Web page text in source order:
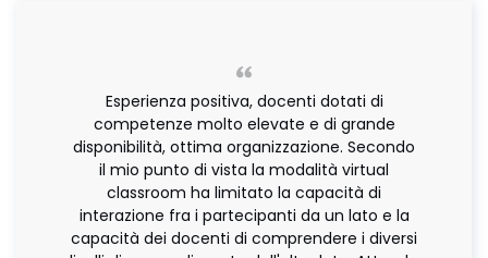
Esperienza positiva, docenti dotati di
competenze molto elevate e di grande
disponibilità, ottima organizzazione. Secondo
il mio punto di vista la modalità virtual
classroom ha limitato la capacità di
interazione fra i partecipanti da un lato e la
capacità dei docenti di comprendere i diversi